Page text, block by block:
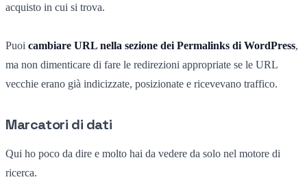
acquisto in cui si trova.
Puoi cambiare URL nella sezione dei Permalinks di WordPress,
ma non dimenticare di fare le redirezioni appropriate se le URL
vecchie erano già indicizzate, posizionate e ricevevano traffico.
Marcatori di dati
Qui ho poco da dire e molto hai da vedere da solo nel motore di
ricerca.